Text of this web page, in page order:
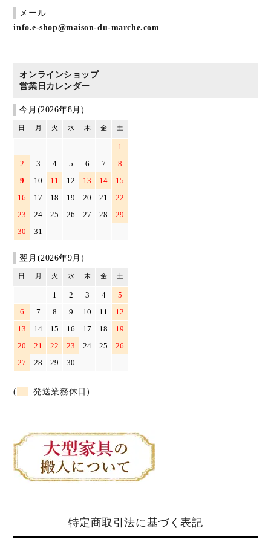
メール
info.e-shop@maison-du-marche.com
オンラインショップ
営業日カレンダー
今月(2026年8月)
日 月 火 水 木 金 土
1
2
3 4 5 6 7
8
9
10 11 12 13 14
15
16
17 18 19 20 21
22
23
24 25 26 27 28
29
30
31
翌月(2026年9月)
日 月 火 水 木 金 土
1 2 3 4
5
6
7 8 9 10 11
12
13
14 15 16 17 18
19
20
21 22 23 24 25
26
27
28 29 30
( 発送業務休日)
特定商取引法に基づく表記